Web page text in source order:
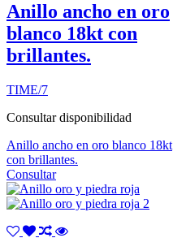
Anillo ancho en oro
blanco 18kt con
brillantes.
TIME/7
Consultar disponibilidad
Anillo ancho en oro blanco 18kt
con brillantes.
Consultar